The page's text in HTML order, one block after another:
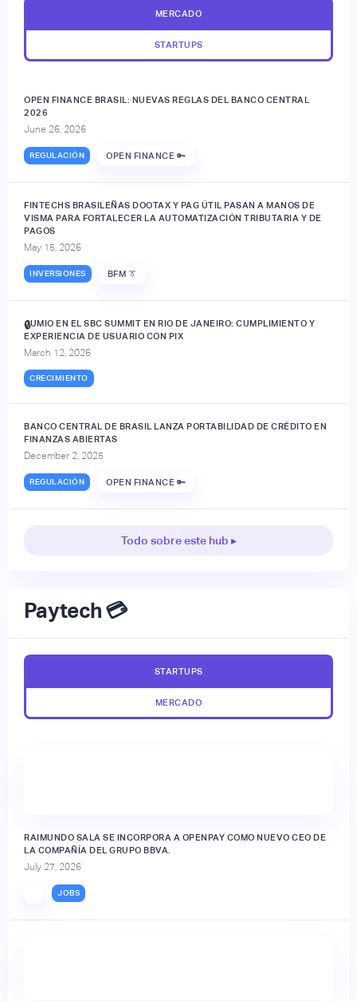
MERCADO
STARTUPS
OPEN FINANCE BRASIL: NUEVAS REGLAS DEL BANCO CENTRAL
2026
June 26, 2026
REGULACIÓN OPEN FINANCE 🔑
FINTECHS BRASILEÑAS DOOTAX Y PAG ÚTIL PASAN A MANOS DE
VISMA PARA FORTALECER LA AUTOMATIZACIÓN TRIBUTARIA Y DE
PAGOS
May 15, 2026
INVERSIONES BFM 👔
JUMIO EN EL SBC SUMMIT EN RIO DE JANEIRO: CUMPLIMIENTO Y
EXPERIENCIA DE USUARIO CON PIX
March 12, 2026
CRECIMIENTO
🔒
BANCO CENTRAL DE BRASIL LANZA PORTABILIDAD DE CRÉDITO EN
FINANZAS ABIERTAS
December 2, 2025
REGULACIÓN OPEN FINANCE 🔑
Todo sobre este hub ▸
Paytech 💳
STARTUPS
MERCADO
RAIMUNDO SALA SE INCORPORA A OPENPAY COMO NUEVO CEO DE
LA COMPAÑÍA DEL GRUPO BBVA.
July 27, 2026
JOBS